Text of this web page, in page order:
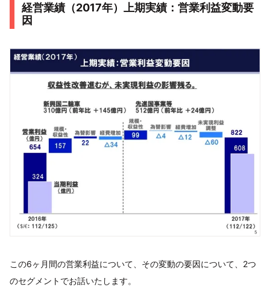
経営業績（2017年）上期実績：営業利益変動要
因
この6ヶ月間の営業利益について、その変動の要因について、2つ
のセグメントでお話いたします。